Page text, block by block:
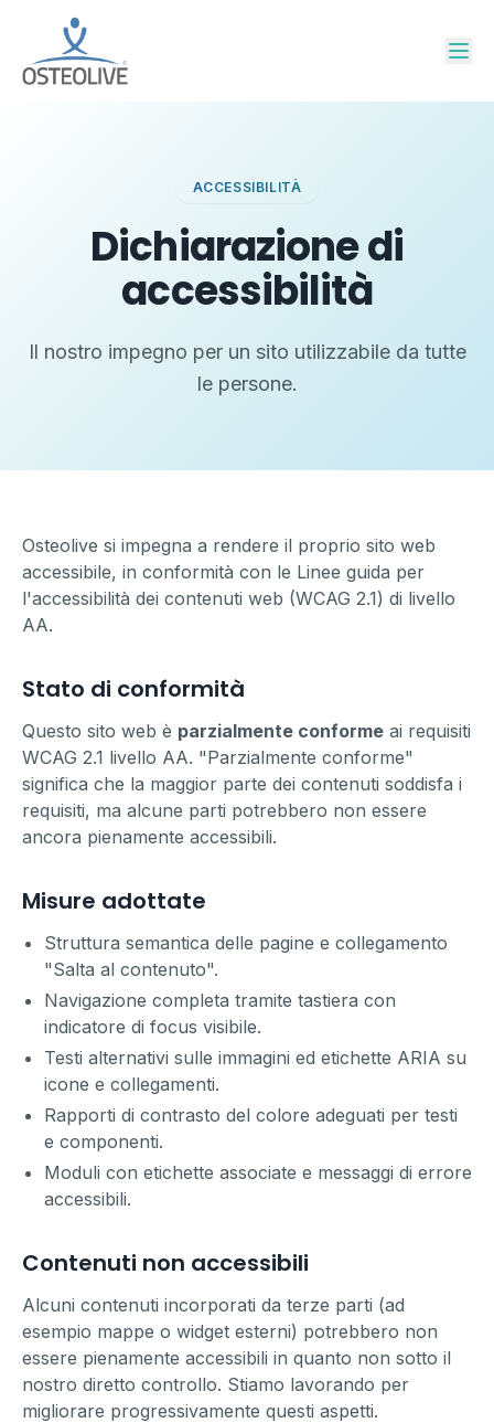
Salta al contenuto
ACCESSIBILITÀ
Dichiarazione di
accessibilità
Il nostro impegno per un sito utilizzabile da tutte
le persone.
Osteolive si impegna a rendere il proprio sito web
accessibile, in conformità con le Linee guida per
l'accessibilità dei contenuti web (WCAG 2.1) di livello
AA.
Stato di conformità
Questo sito web è parzialmente conforme ai requisiti
WCAG 2.1 livello AA. "Parzialmente conforme"
significa che la maggior parte dei contenuti soddisfa i
requisiti, ma alcune parti potrebbero non essere
ancora pienamente accessibili.
Misure adottate
Struttura semantica delle pagine e collegamento
"Salta al contenuto".
Navigazione completa tramite tastiera con
indicatore di focus visibile.
Testi alternativi sulle immagini ed etichette ARIA su
icone e collegamenti.
Rapporti di contrasto del colore adeguati per testi
e componenti.
Moduli con etichette associate e messaggi di errore
accessibili.
Contenuti non accessibili
Alcuni contenuti incorporati da terze parti (ad
esempio mappe o widget esterni) potrebbero non
essere pienamente accessibili in quanto non sotto il
nostro diretto controllo. Stiamo lavorando per
migliorare progressivamente questi aspetti.